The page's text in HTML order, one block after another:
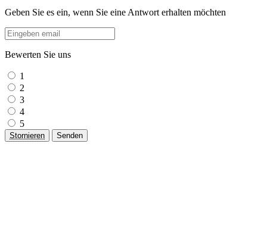
Geben Sie es ein, wenn Sie eine Antwort erhalten möchten
Bewerten Sie uns
1
2
3
4
5
Stornieren Senden